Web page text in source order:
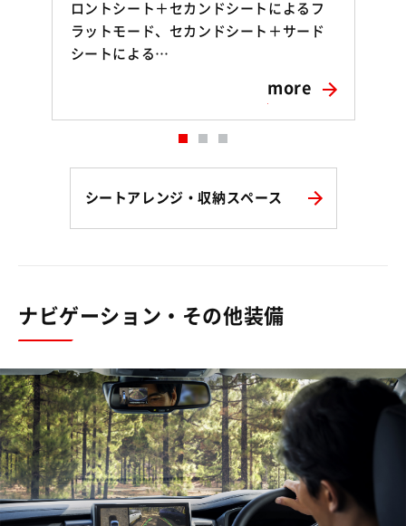
ロントシート＋セカンドシートによるフ
ラットモード、セカンドシート＋サード
シートによる…
more
シートアレンジ・収納スペース
ナビゲーション・その他装備